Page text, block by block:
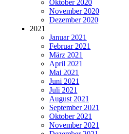
Oktober 2020
November 2020
Dezember 2020
2021
Januar 2021
Februar 2021
März 2021
April 2021
Mai 2021
Juni 2021
Juli 2021
August 2021
September 2021
Oktober 2021
November 2021